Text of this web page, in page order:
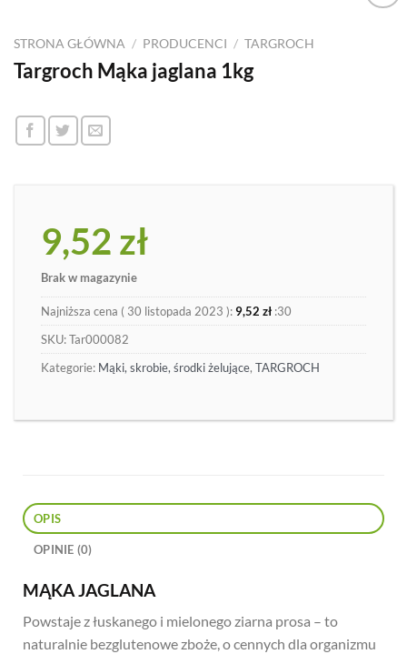
STRONA GŁÓWNA / PRODUCENCI / TARGROCH
Targroch Mąka jaglana 1kg
9,52 zł
Brak w magazynie
Najniższa cena ( 30 listopada 2023 ):9,52 zł :30
SKU:Tar000082
Kategorie: Mąki, skrobie, środki żelujące, TARGROCH
OPIS
OPINIE (0)
MĄKA JAGLANA
Powstaje z łuskanego i mielonego ziarna prosa – to
naturalnie bezglutenowe zboże, o cennych dla organizmu